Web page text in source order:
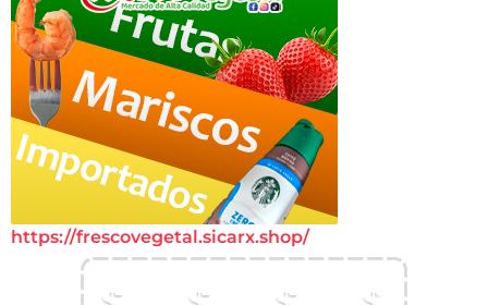
https://frescovegetal.sicarx.shop/